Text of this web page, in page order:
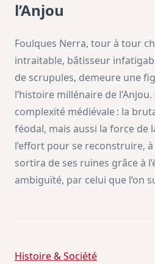
l’Anjou
Foulques Nerra, tour à tour
intraitable, bâtisseur
de scrupules, demeure une
l’histoire millénaire de
complexité médiévale : la
féodal, mais aussi la force de
l’effort pour se reconstruire, à
sortira de ses ruines grâce à
ambiguïté, par celui que l’on
Histoire & Société